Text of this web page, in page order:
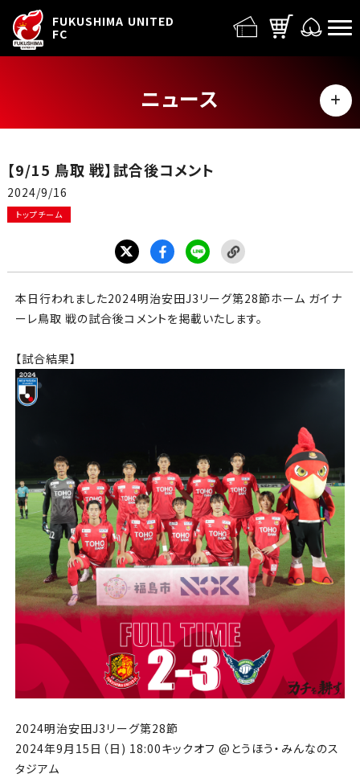
FUKUSHIMA UNITED
FC
ニュース
MENU
イベント
グッズ
まちづくり
パートナー
NPO
その他
【9/15 鳥取 戦】試合後コメント
2024/9/16
トップチーム
本日行われました2024明治安田J3 リーグ第28節ホーム ガイナ
ーレ鳥取 戦の試合後コメントを掲載いたします。
【試合結果】
2024明治安田J3 リーグ第28節
2024年9月15 日（日 ) 18:00キックオフ @ とうほう・みんなのス
タジアム